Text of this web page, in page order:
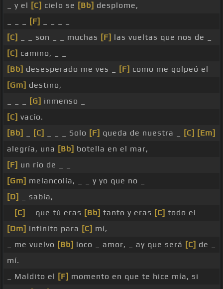
_ y el [C] cielo se [Bb] desplome,
[F]
[C]
_ _ son _ _ muchas [F] las vueltas que nos de _
[C] camino, _ _
[Bb] desesperado me ves _ [F] como me golpeó el
[Gm] destino,
[G] inmenso _
[C] vacío.
[Bb]
[C] _ _ _ Solo [F] queda de nuestra _ [C] [Em]
alegría, una [Bb] botella en el mar,
[F] un río de _ _
[Gm] melancolía, _ _ y yo que no _
[D]
_ sabía,
[C] _ que tú eras [Bb] tanto y eras [C] todo el _
[Dm] infinito para [C] mí,
_ me vuelvo [Bb] loco _ amor, _ ay que será [C] de _
mí.
_ Maldito el [F] momento en que te hice mía, si